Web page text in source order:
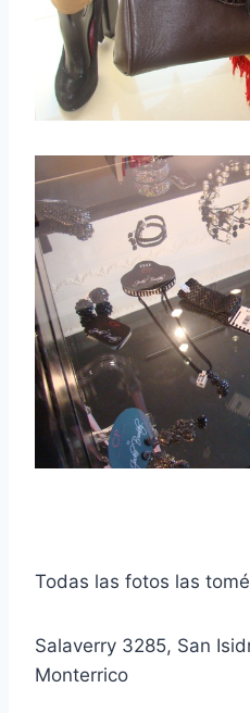
Todas las fotos las
Salaverry 3285, San
Monterrico